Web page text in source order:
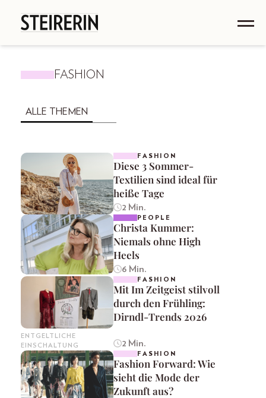
FASHION
ALLE THEMEN
FASHION
Diese 3 Sommer-
Textilien sind ideal für
heiße Tage
2 Min.
PEOPLE
Christa Kummer:
Niemals ohne High
Heels
6 Min.
ENTGELTLICHE
EINSCHALTUNG
FASHION
Mit Im Zeitgeist stilvoll
durch den Frühling:
Dirndl-Trends 2026
2 Min.
FASHION
Fashion Forward: Wie
sieht die Mode der
Zukunft aus?